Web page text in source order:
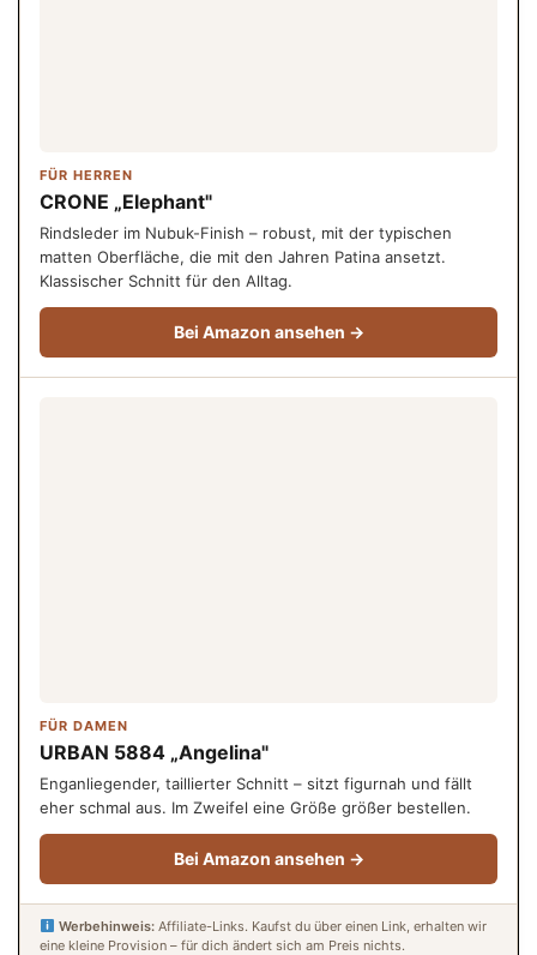
FÜR HERREN
CRONE „Elephant"
Rindsleder im Nubuk-Finish – robust, mit der typischen
matten Oberfläche, die mit den Jahren Patina ansetzt.
Klassischer Schnitt für den Alltag.
Bei Amazon ansehen →
FÜR DAMEN
URBAN 5884 „Angelina"
Enganliegender, taillierter Schnitt – sitzt figurnah und fällt
eher schmal aus. Im Zweifel eine Größe größer bestellen.
Bei Amazon ansehen →
Werbehinweis:Affiliate-Links. Kaufst du über einen Link, erhalten wir
eine kleine Provision – für dich ändert sich am Preis nichts.